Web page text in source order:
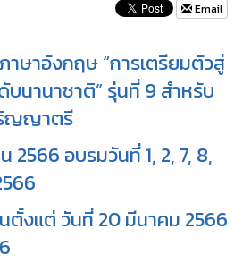
Email
าษาอังกฤษ “การเตรียมตัวสู่
บนานาชาติ” รุ่นที่ 9 สำหรับ
ญญาตรี
2566 อบรมวันที่ 1, 2, 7, 8,
นตั้งแต่ วันที่ 20 มีนาคม 2566